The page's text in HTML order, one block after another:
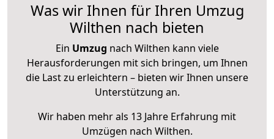
Was wir Ihnen für Ihren Umzug
Wilthen nach bieten
Ein Umzug nach Wilthen kann viele
Herausforderungen mit sich bringen, um Ihnen
die Last zu erleichtern – bieten wir Ihnen unsere
Unterstützung an.
Wir haben mehr als 13 Jahre Erfahrung mit
Umzügen nach Wilthen.